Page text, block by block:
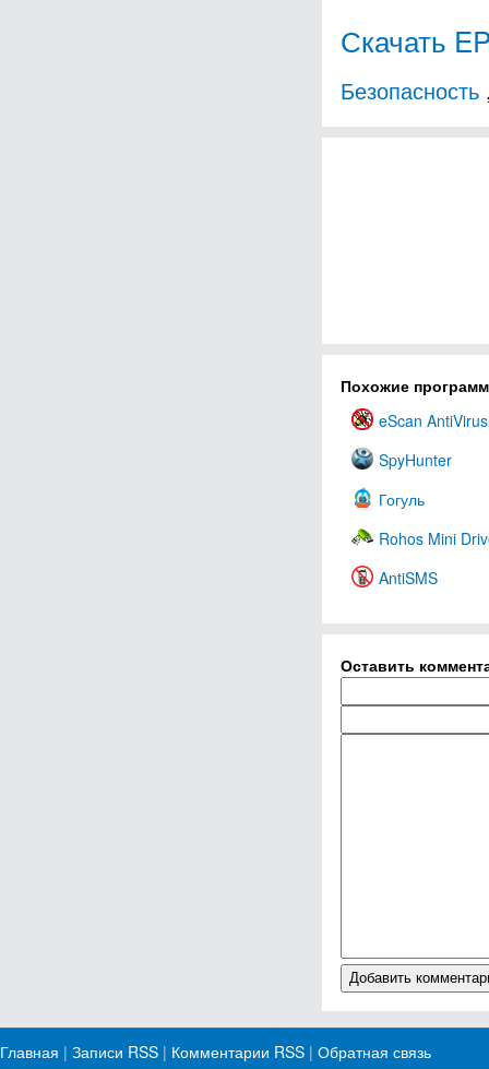
Скачать
Безопасность
Похожие
eScan
SpyHunter
Гогуль
Rohos Mini
AntiSMS
Оставить
Главная | Записи RSS | Комментарии RSS | Обратная связь